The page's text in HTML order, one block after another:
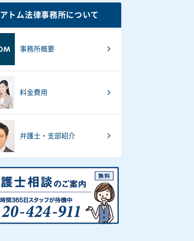
アトム法律事務所について
事務所概要
料金費用
弁護士・支部紹介